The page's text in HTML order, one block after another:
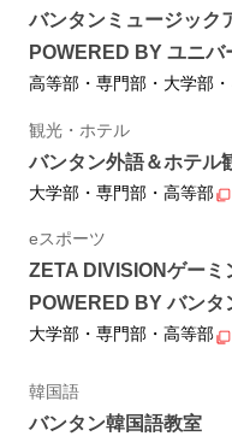
バンタンミュージック
POWERED BY ユニバ
高等部・専門部・大学部
観光・ホテル
バンタン外語＆ホテル
大学部・専門部・高等部
eスポーツ
ZETA DIVISIONゲーミ
POWERED BY バンタ
大学部・専門部・高等部
韓国語
バンタン韓国語教室